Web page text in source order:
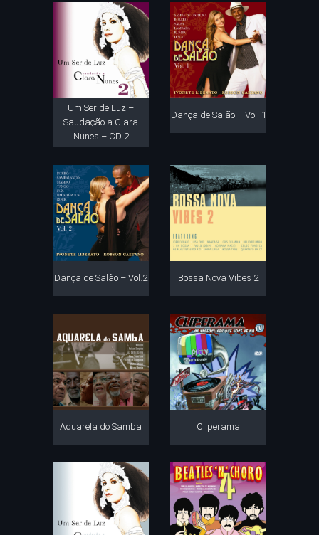
Um Ser de Luz –
Saudação a Clara
Nunes – CD 2
Dança de Salão – Vol. 1
Dança de Salão – Vol.2 Bossa Nova Vibes 2
Aquarela do Samba Cliperama